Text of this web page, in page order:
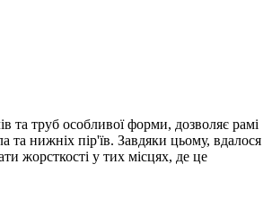
та труб особливої форми, дозволяє рамі
та нижніх пір'їв. Завдяки цьому, вдалося
жорсткості у тих місцях, де це